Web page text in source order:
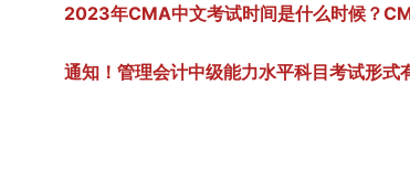
2023年CMA中文考试时间是什么时候？
通知！管理会计中级能力水平科目考试形式